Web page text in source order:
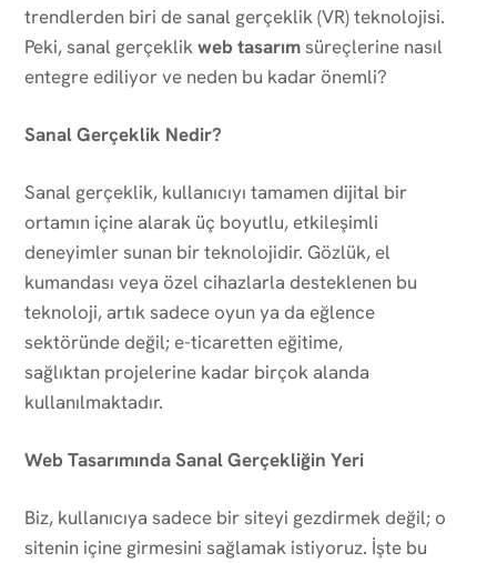
trendlerden biri de sanal gerçeklik (VR) teknolojisi.
Peki, sanal gerçeklikweb tasarımsüreçlerine nasıl
entegre ediliyor ve neden bu kadar önemli?
Sanal Gerçeklik Nedir?
Sanal gerçeklik, kullanıcıyı tamamen dijital bir
ortamın içine alarak üç boyutlu, etkileşimli
deneyimler sunan bir teknolojidir. Gözlük, el
kumandası veya özel cihazlarla desteklenen bu
teknoloji, artık sadece oyun ya da eğlence
sektöründe değil; e-ticaretten eğitime,
sağlıktan projelerine kadar birçok alanda
kullanılmaktadır.
Web Tasarımında Sanal Gerçekliğin Yeri
Biz, kullanıcıya sadece bir siteyi gezdirmek değil; o
sitenin içine girmesini sağlamak istiyoruz. İşte bu